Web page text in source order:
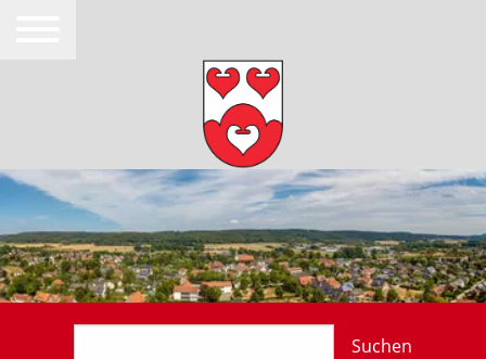
Suchen